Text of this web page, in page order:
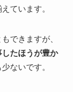
ています。
できますが、
たほうが豊か
ないです。